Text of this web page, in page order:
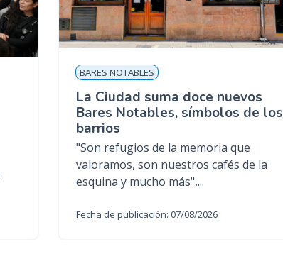
BARES NOTABLES
La Ciudad suma doce nuevos
Bares Notables, símbolos de los
barrios
"Son refugios de la memoria que
valoramos, son nuestros cafés de la
esquina y mucho más",...
Fecha de publicación: 07/08/2026